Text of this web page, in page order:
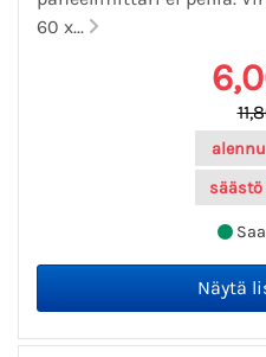
60 x...
säästö